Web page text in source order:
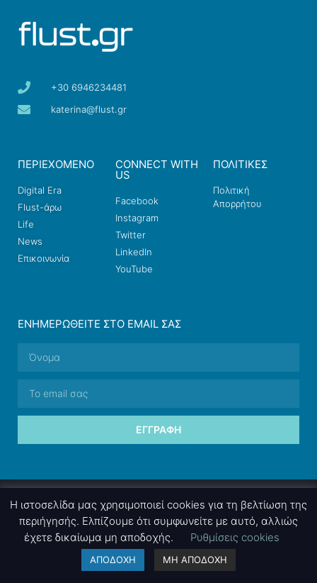
+30 6946234481
katerina@flust.gr
ΠΕΡΙΕΧΟΜΕΝΟ
Digital Era
Flust-άρω
Life
News
Επικοινωνία
CONNECT WITH
US
Facebook
Instagram
Twitter
LinkedIn
YouTube
ΠΟΛΙΤΙΚΕΣ
Πολιτική
Απορρήτου
ΕΝΗΜΕΡΩΘΕΊΤΕ ΣΤΟ EMAIL ΣΑΣ
ΕΓΓΡΑΦΉ
nettings, ltd . Powered bymgk
Η ιστοσελίδα μας χρησιμοποιεί cookies για τη βελτίωση της
περιήγησής. Ελπίζουμε ότι συμφωνείτε με αυτό, αλλιώς
έχετε δικαίωμα μη αποδοχής.
Ρυθμίσεις cookies
ΑΠΟΔΟΧΗ ΜΗ ΑΠΟΔΟΧΗ